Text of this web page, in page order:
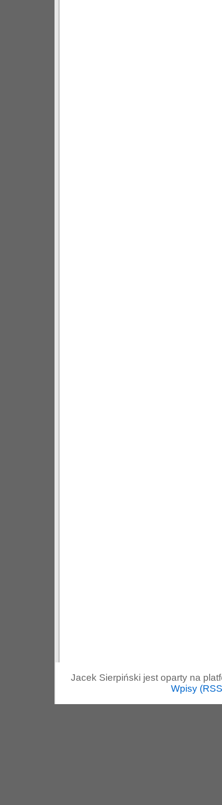
Jacek Sierpiński jest oparty na
Wpisy